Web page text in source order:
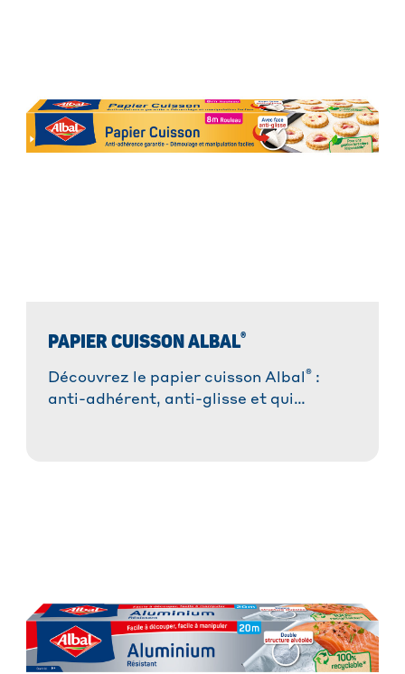
PAPIER CUISSON ALBAL®
Découvrez le papier cuisson Albal® :
anti-adhérent, anti-glisse et qui